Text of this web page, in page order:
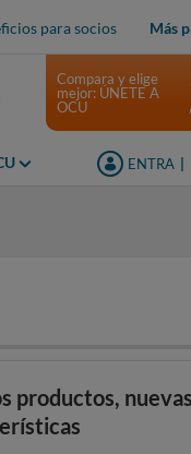
para socios Más
ENTRA
Compara y elige
mejor: ÚNETE A
OCU
productos, nuevas